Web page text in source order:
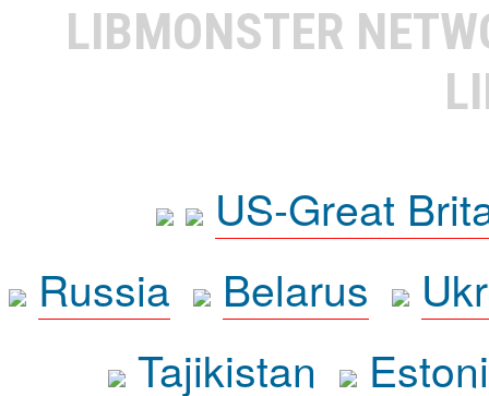
LIBMONSTER
US-Great
Russia
Belarus
Tajikistan